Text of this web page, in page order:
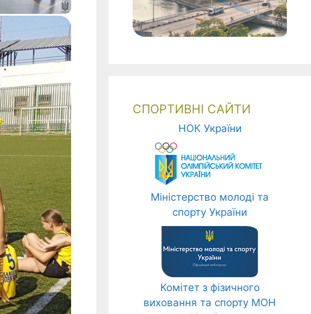
СПОРТИВНІ САЙТИ
НОК України
Міністерство молоді та
спорту України
Комітет з фізичного
виховання та спорту МОН